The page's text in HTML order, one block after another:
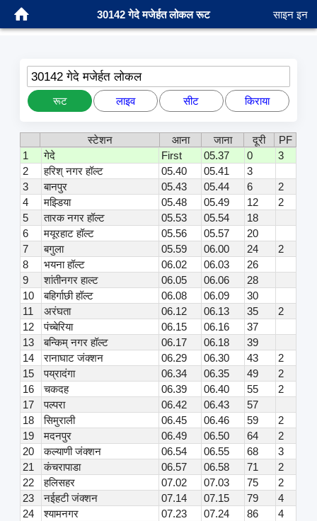
30142 गेदे मजेर्हत लोकल रूट साइन इन
30142 गेदे मजेर्हत लोकल
रूट लाइव सीट किराया
स्टेशन आना जाना दूरी
PF
1
गेदे First 05.37 0
3
2
हरिश् नगर हॉल्ट 05.40 05.41
3
3
बानपुर 05.43 05.44 6
2
4
मझ्डिया 05.48 05.49 12
2
5
तारक नगर हॉल्ट 05.53 05.54
18
6
मयूरहाट हॉल्ट 05.56 05.57
20
7
बगुला 05.59 06.00 24
2
8
भयना हॉल्ट 06.02 06.03
26
9
शांतीनगर हाल्ट 06.05 06.06
28
10
बहिर्गाछी हॉल्ट 06.08 06.09
30
11
अरंघता 06.12 06.13 35
2
12
पंच्बेरिया 06.15 06.16
37
13
बन्किम् नगर हॉल्ट 06.17 06.18
39
14
रानाघाट जंक्शन 06.29 06.30 43
2
15
पय्रादंगा 06.34 06.35 49
2
16
चकदह 06.39 06.40 55
2
17
पल्परा 06.42 06.43
57
18
सिमुराली 06.45 06.46 59
2
19
मदनपुर 06.49 06.50 64
2
20
कल्याणी जंक्शन 06.54 06.55 68
3
21
कंचरापाडा 06.57 06.58 71
2
22
हलिसहर 07.02 07.03 75
2
23
नईहटी जंक्शन 07.14 07.15 79
4
24
श्यामनगर 07.23 07.24 86
4